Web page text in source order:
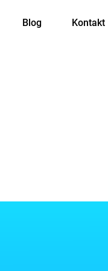
Blog Kontakt